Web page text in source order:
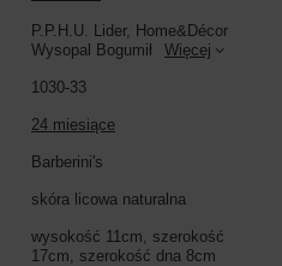
P.P.H.U. Lider, Home&Décor
Wysopal Bogumił
Więcej
1030-33
24 miesiące
Barberini's
skóra licowa naturalna
wysokość 11cm, szerokość
17cm, szerokość dna 8cm